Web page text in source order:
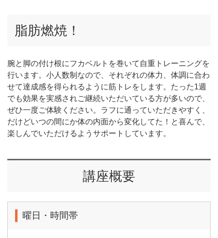
脂肪燃焼！
腕と脚の付け根にフカベルトを巻いて自重トレーニングを
行います。小人数制なので、それぞれの体力、体調に合わ
せて達成感を得られるように筋トレをします。たった1週
でも効果を実感されご継続いただいている方が多いので、
ぜひ一度ご体験ください。ラフに通っていただきやすく、
だけどいつの間にか体の内面から変化してた！と喜んで、
楽しんでいただけるようサポートしています。
講座概要
曜日・時間帯